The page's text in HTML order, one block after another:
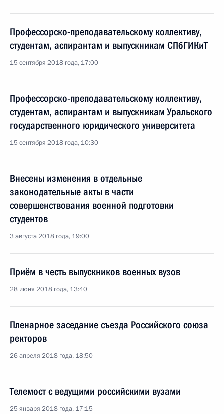
Профессорско-преподавательскому коллективу,
студентам, аспирантам и выпускникам СПбГИКиТ
15 сентября 2018 года, 17:00
Профессорско-преподавательскому коллективу,
студентам, аспирантам и выпускникам Уральского
государственного юридического университета
15 сентября 2018 года, 10:30
Внесены изменения в отдельные
законодательные акты в части
совершенствования военной подготовки
студентов
3 августа 2018 года, 19:00
Приём в честь выпускников военных вузов
28 июня 2018 года, 13:40
Пленарное заседание съезда Российского союза
ректоров
26 апреля 2018 года, 18:50
Телемост с ведущими российскими вузами
25 января 2018 года, 17:15